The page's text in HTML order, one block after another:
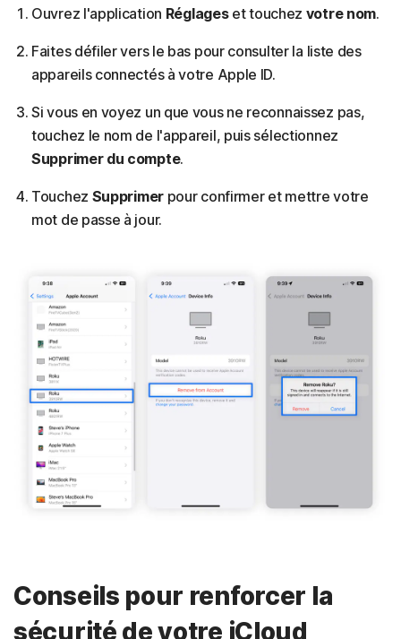
Ouvrez l'application Réglageset touchez votre nom.
Faites défiler vers le bas pour consulter la liste des
appareils connectés à votre Apple ID.
Si vous en voyez un que vous ne reconnaissez pas,
touchez le nom de l'appareil, puis sélectionnez
Supprimer du compte.
Touchez Supprimerpour confirmer et mettre votre
mot de passe à jour.
Conseils pour renforcer la
sécurité de votre iCloud